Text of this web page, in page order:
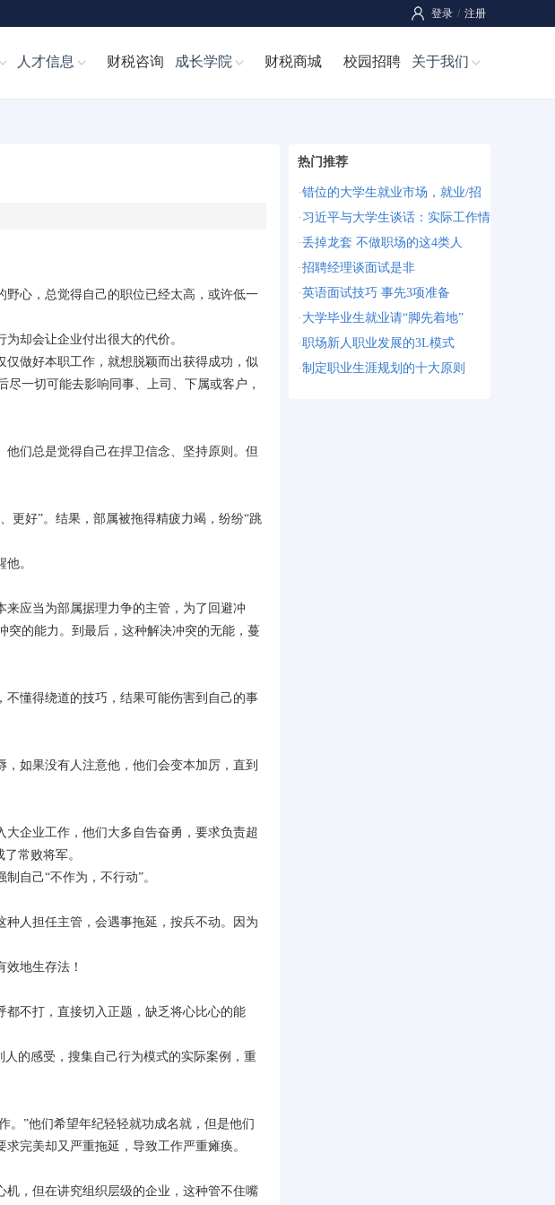
登录 / 注册
人才信息 财税咨询 成长学院 财税商城 校园招聘 关于我们
心，总觉得自己的职位已经太高，或许低一
却会让企业付出很大的代价。
做好本职工作，就想脱颖而出获得成功，似
一切可能去影响同事、上司、下属或客户，
们总是觉得自己在捍卫信念、坚持原则。但
更好”。结果，部属被拖得精疲力竭，纷纷“跳
。
应当为部属据理力争的主管，为了回避冲
突的能力。到最后，这种解决冲突的无能，蔓
懂得绕道的技巧，结果可能伤害到自己的事
如果没有人注意他，他们会变本加厉，直到
企业工作，他们大多自告奋勇，要求负责超
常败将军。
自己“不作为，不行动”。
人担任主管，会遇事拖延，按兵不动。因为
地生存法！
不打，直接切入正题，缺乏将心比心的能
的感受，搜集自己行为模式的实际案例，重
”他们希望年纪轻轻就功成名就，但是他们
完美却又严重拖延，导致工作严重瘫痪。
，但在讲究组织层级的企业，这种管不住嘴
热门推荐
·错位的大学生就业市场，就业/招
· 习近平与大学生谈话：实际工作情
·丢掉龙套 不做职场的这4类人
·招聘经理谈面试是非
·英语面试技巧 事先3项准备
· 大学毕业生就业请“脚先着地”
·职场新人职业发展的3L模式
·制定职业生涯规划的十大原则